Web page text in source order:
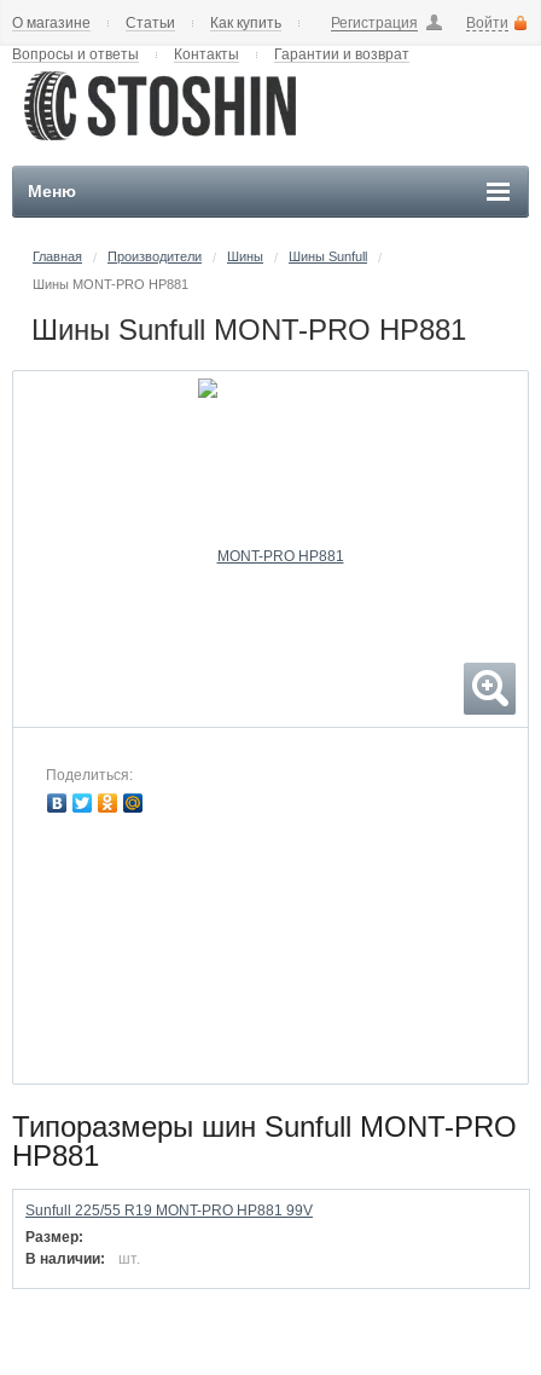
Регистрация Войти
О магазине Статьи
Как купить
Вопросы и ответы
Контакты Гарантии и возврат
Меню
Главная / Производители / Шины / Шины Sunfull
/
Шины MONT-PRO HP881
Шины Sunfull MONT-PRO HP881
Поделиться:
Типоразмеры шин Sunfull MONT-PRO
HP881
Sunfull 225/55 R19 MONT-PRO HP881 99V
Размер:
В наличии:
шт.